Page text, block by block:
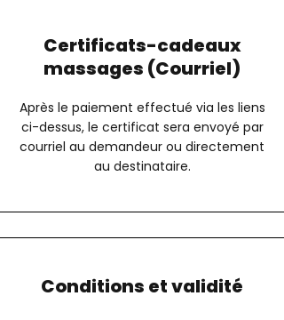
Certificats-cadeaux
massages (Courriel)
Après le paiement effectué via les liens
ci-dessus, le certificat sera envoyé par
courriel au demandeur ou directement
au destinataire.
Conditions et validité